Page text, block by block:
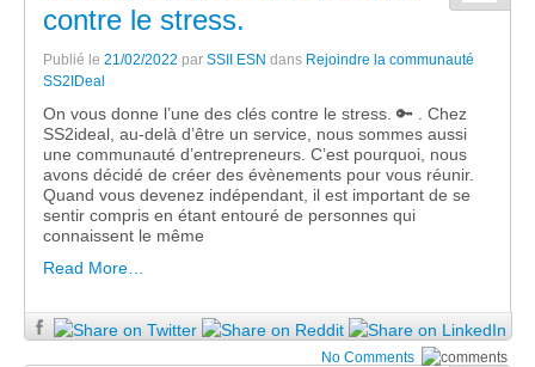
contre le stress.
Publié le 21/02/2022 par SSII ESN dans Rejoindre la communauté
SS2IDeal
On vous donne l’une des clés contre le stress. 🔑 . Chez
SS2ideal, au-delà d’être un service, nous sommes aussi
une communauté d’entrepreneurs. C’est pourquoi, nous
avons décidé de créer des évènements pour vous réunir.
Quand vous devenez indépendant, il est important de se
sentir compris en étant entouré de personnes qui
connaissent le même
Read More…
No Comments